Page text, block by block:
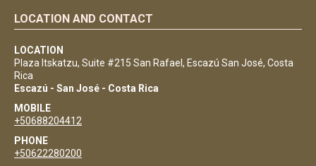
LOCATION AND CONTACT
LOCATION
Plaza Itskatzu, Suite #215 San Rafael, Escazú San José, Costa
Rica
Escazú - San José - Costa Rica
MOBILE
+50688204412
PHONE
+50622280200